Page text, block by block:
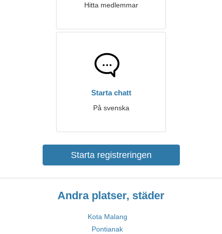
Hitta medlemmar
Starta chatt
På svenska
Starta registreringen
Andra platser, städer
Kota Malang
Pontianak